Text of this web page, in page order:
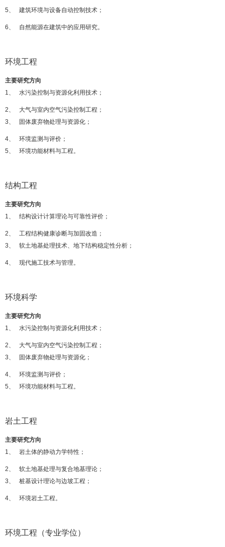
5、 建筑环境与设备自动控制技术；
6、 自然能源在建筑中的应用研究。
环境工程
主要研究方向
1、 水污染控制与资源化利用技术；
2、 大气与室内空气污染控制工程；
3、 固体废弃物处理与资源化；
4、 环境监测与评价；
5、 环境功能材料与工程。
结构工程
主要研究方向
1、 结构设计计算理论与可靠性评价；
2、 工程结构健康诊断与加固改造；
3、 软土地基处理技术、地下结构稳定性分析；
4、 现代施工技术与管理。
环境科学
主要研究方向
1、 水污染控制与资源化利用技术；
2、 大气与室内空气污染控制工程；
3、 固体废弃物处理与资源化；
4、 环境监测与评价；
5、 环境功能材料与工程。
岩土工程
主要研究方向
1、 岩土体的静动力学特性；
2、 软土地基处理与复合地基理论；
3、 桩基设计理论与边坡工程；
4、 环境岩土工程。
环境工程（专业学位）